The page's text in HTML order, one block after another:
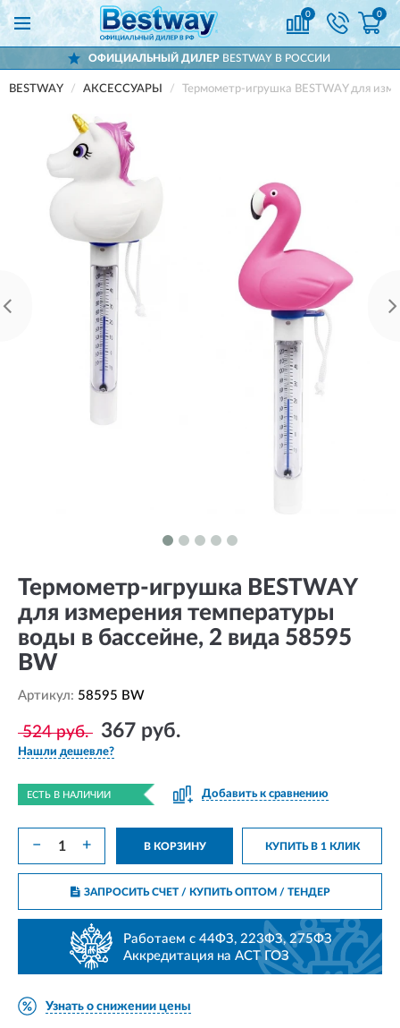
0 0
ОФИЦИАЛЬНЫЙ ДИЛЕР BESTWAY В РОССИИ
BESTWAY АКСЕССУАРЫ Термометр-игрушка BESTWAY для
Термометр-игрушка BESTWAY
для измерения температуры
воды в бассейне, 2 вида 58595
BW
Артикул: 58595 BW
524 руб. 367 руб.
Нашли дешевле?
ЕСТЬ В НАЛИЧИИ Добавить к сравнению
− + В КОРЗИНУ КУПИТЬ В 1 КЛИК
ЗАПРОСИТЬ СЧЕТ / КУПИТЬ ОПТОМ/ ТЕНДЕР
Работаем с 44ФЗ, 223ФЗ, 275ФЗ
Аккредитация на АСТ ГОЗ
Узнать о снижении цены